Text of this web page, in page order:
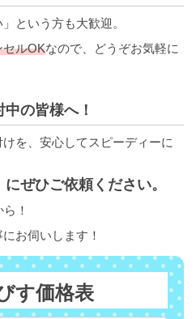
という方も大歓迎。
セルOKなので、どうぞお気軽に
の皆様へ！
を、安心してスピーディーに
ぜひご依頼ください。
！
お伺いします！
す価格表